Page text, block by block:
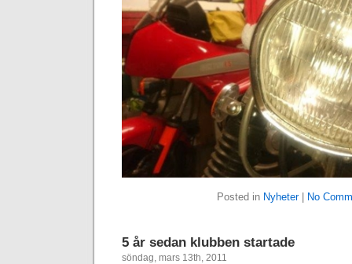
Posted in Nyheter| No
5 år sedan klubben startade
söndag, mars 13th, 2011